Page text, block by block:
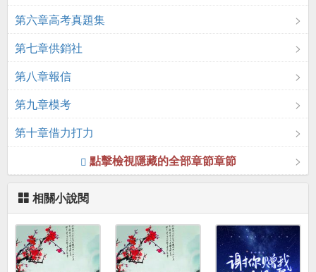
第六章高考真題集
第七章供銷社
第八章報信
第九章模考
第十章借力打力
點擊檢視隱藏的全部章節章節
相關小說閱